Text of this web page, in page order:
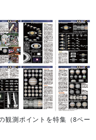
観測ポイントを特集（8ペー